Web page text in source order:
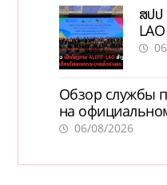
ສປປ
ພະຍ
Обзор службы
на
актуальной
06/08/2026